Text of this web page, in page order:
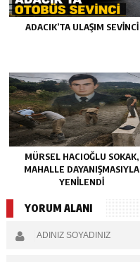
ADACIK’TA ULAŞIM SEVİNCİ
MÜRSEL HACIOĞLU SOKAK,
MAHALLE DAYANIŞMASIYLA
YENILENDI
YORUM ALANI